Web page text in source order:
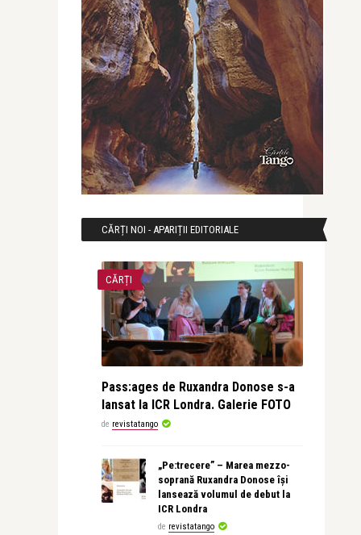
CĂRȚI NOI - APARIȚII EDITORIALE
CĂRȚI
Pass:ages de Ruxandra Donose s-a
lansat la ICR Londra. Galerie FOTO
de revistatango
„Pe:trecere” – Marea mezzo-
soprană Ruxandra Donose își
lansează volumul de debut la
ICR Londra
de revistatango